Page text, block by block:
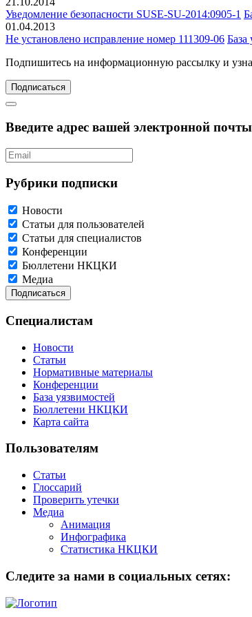
Уведомление безопасности SUSE-SU-2014:0905-1
01.04.2013
Не установлено исправление номер 111309-06 База
Подпишитесь на информационную рассылку и
Подписаться
Введите адрес вашей электронной
Рубрики подписки
Новости
Статьи для пользователей
Статьи для специалистов
Конференции
Бюллетени НКЦКИ
Медиа
Специалистам
Новости
Статьи
Нормативные материалы
Конференции
База уязвимостей
Бюллетени НКЦКИ
Карта сайта
Пользователям
Статьи
Глоссарий
Проверить утечки
Медиа
Анимация
Инфографика
Статистика НКЦКИ
Следите за нами в социальных сетях: